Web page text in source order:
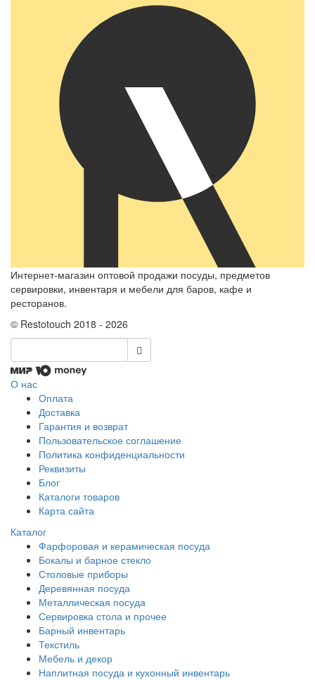
Интернет-магазин оптовой продажи посуды, предметов
сервировки, инвентаря и мебели для баров, кафе и
ресторанов.
© Restotouch 2018 - 2026
О нас
Оплата
Доставка
Гарантия и возврат
Пользовательское соглашение
Политика конфиденциальности
Реквизиты
Блог
Каталоги товаров
Карта сайта
Каталог
Фарфоровая и керамическая посуда
Бокалы и барное стекло
Столовые приборы
Деревянная посуда
Металлическая посуда
Сервировка стола и прочее
Барный инвентарь
Текстиль
Мебель и декор
Наплитная посуда и кухонный инвентарь